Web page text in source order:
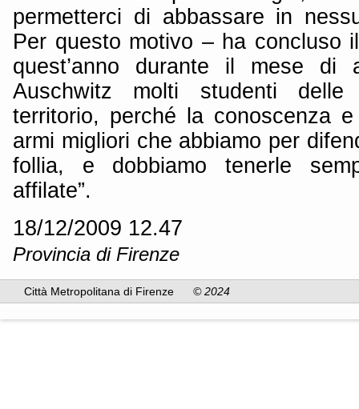
permetterci di abbassare in
Per questo motivo – ha concluso
quest’anno durante il mese di
Auschwitz molti studenti
territorio, perché la conoscenza
armi migliori che abbiamo per
follia, e dobbiamo tenerle
affilate”.
18/12/2009 12.47
Provincia di Firenze
Città Metropolitana di Firenze © 2024